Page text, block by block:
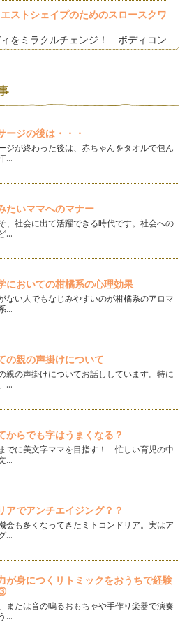
ストシェイプのためのスロースクワ
をミラクルチェンジ！ ボディコン
す。 …
的に行うための股関節ケア
りが悲鳴をあげています。 妊娠中
が役に立つ！こっそり若返りのマス
が手放せない人も多いのではないで
１人が花粉…
伸ばしストレッチ
しましょう。 ペアになる相手の体
う。…
ワイトデーと愛情を感じるイベント
やパートナ…
子ヨガ：船のポーズ
た太陽礼拝をやってみて下さった
いますかね？…
をリセットして年末年始を過ごしま
消したい！弛んだお肉を引き上げた
、忙しくて…
実はとっても大事！背屈と前屈編～
川真理です。 さぁ赤ちゃんがいて
サイ…
立位のポーズ編～
川真理です。 赤ちゃんや子どもと
でも…
アニマルストレッチ編～
真理です。 前回、「美ママのスタ
トア…
ージの後は・・・
ジが終わった後は、赤ちゃんをタオルで包ん
…
たいママへのマナー
、社会に出て活躍できる時代です。社会への
…
においての柑橘系の心理効果
ない人でもなじみやすいのが柑橘系のアロマ
…
の親の声掛けについて
親の声掛けについてお話ししています。特に
…
からでも字はうまくなる？
でに美文字ママを目指す！ 忙しい育児の中
…
アでアンチエイジング？？
会も多くなってきたミトコンドリア。実はア
…
が身につくリトミックをおうちで経験
または音の鳴るおもちゃや手作り楽器で演奏
…